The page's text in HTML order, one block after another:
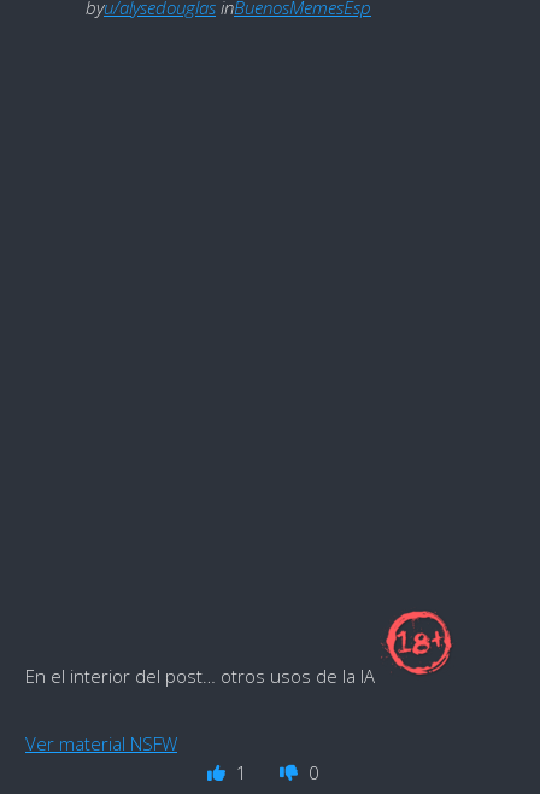
byu/alysedouglas inBuenosMemesEsp
En el interior del post… otros usos de la IA
Ver material NSFW
1
0